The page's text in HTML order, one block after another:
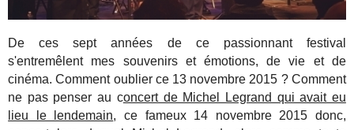
De ces sept années de ce passionnant festival
s'entremêlent mes souvenirs et émotions, de vie et de
cinéma. Comment oublier ce 13 novembre 2015 ? Comment
ne pas penser au concert de Michel Legrand qui avait eu
lieu le lendemain, ce fameux 14 novembre 2015 donc,